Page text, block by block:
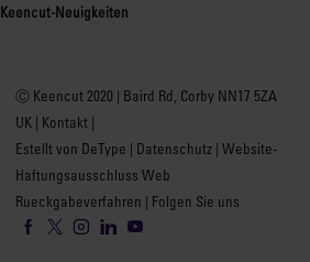
Keencut-Neuigkeiten
Ⓒ Keencut 2020 | Baird Rd, Corby NN17 5ZA
UK | Kontakt |
Estellt von DeType | Datenschutz | Website-
Haftungsausschluss Web
Rueckgabeverfahren | Folgen Sie uns